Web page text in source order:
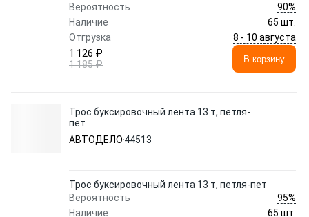
Вероятность
90%
Наличие
65 шт.
Отгрузка
8 - 10 августа
1 126 ₽
1 185 ₽
В корзину
Трос буксировочный лента 13 т, петля-
пет
АВТОДЕЛО 44513
Трос буксировочный лента 13 т, петля-пет
Вероятность
95%
Наличие
65 шт.